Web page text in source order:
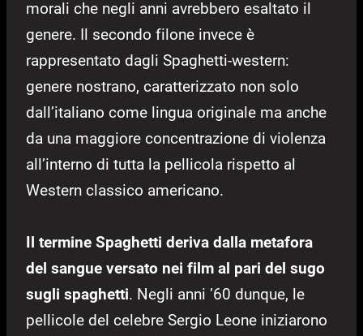
morali che negli anni avrebbero esaltato il
genere. Il secondo filone invece è
rappresentato dagli Spaghetti-western:
genere nostrano, caratterizzato non solo
dall’italiano come lingua originale ma anche
da una maggiore concentrazione di violenza
all’interno di tutta la pellicola rispetto al
Western classico americano.
Il termine Spaghetti deriva dalla metafora
del sangue versato nei film al pari del sugo
sugli spaghetti. Negli anni ’60 dunque, le
pellicole del celebre Sergio Leone iniziarono